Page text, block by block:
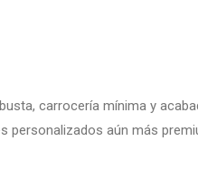
carrocería mínima y
personalizados aún más